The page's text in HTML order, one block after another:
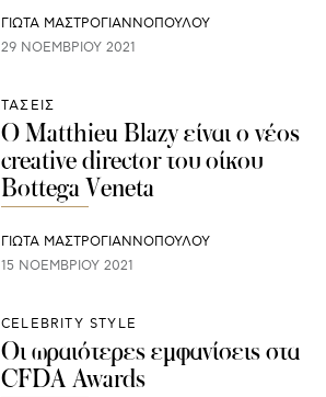
ΓΙΩΤΑ ΜΑΣΤΡΟΓΙΑΝΝΟΠΟΥΛΟΥ
29 ΝΟΕΜΒΡΊΟΥ 2021
ΤΑΣΕΙΣ
O Matthieu Blazy είναι ο νέος
creative director του οίκου
Bottega Veneta
ΓΙΩΤΑ ΜΑΣΤΡΟΓΙΑΝΝΟΠΟΥΛΟΥ
15 ΝΟΕΜΒΡΊΟΥ 2021
CELEBRITY STYLE
Οι ωραιότερες εμφανίσεις στα
CFDA Awards